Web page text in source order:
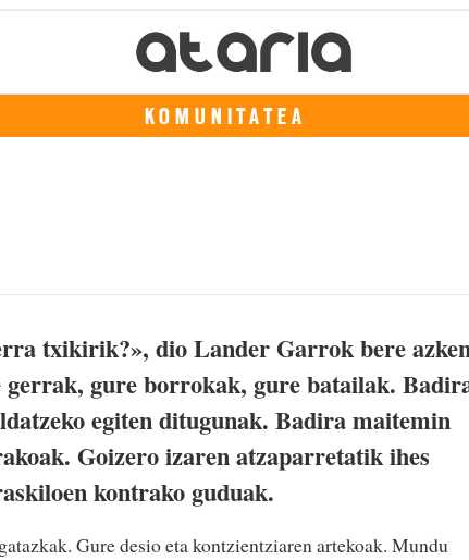
KOMUNITATEA
txikirik?», dio Lander Garrok bere
gure borrokak, gure batailak.
egiten ditugunak. Badira maitemin
Goizero izaren atzaparretatik ihes
kontrako guduak.
Gure desio eta kontzientziaren artekoak. Mundu